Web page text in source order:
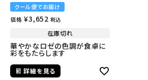
クール便でお届け
価格 ¥3,652 税込
在庫切れ
華やかなロゼの色調が食卓に
彩をもたらします
詳細を見る